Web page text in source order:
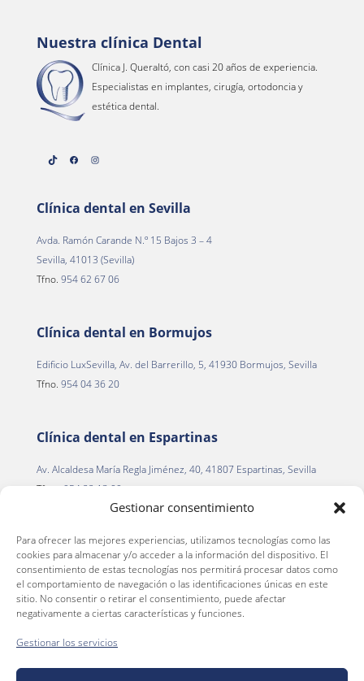
Gestionar consentimiento
Para ofrecer las mejores experiencias, utilizamos tecnologías como las
cookies para almacenar y/o acceder a la información del dispositivo. El
consentimiento de estas tecnologías nos permitirá procesar datos como
el comportamiento de navegación o las identificaciones únicas en este
sitio. No consentir o retirar el consentimiento, puede afectar
negativamente a ciertas características y funciones.
Gestionar los servicios
Nuestra clínica Dental
Clínica J. Queraltó, con casi 20 años de experiencia.
Especialistas en implantes, cirugía, ortodoncia y
estética dental.
TikTokFacebookInstagram
Clínica dental en Sevilla
Avda. Ramón Carande N.º 15 Bajos 3 – 4
Sevilla, 41013 (Sevilla)
Tfno. 954 62 67 06
Clínica dental en Bormujos
Edificio LuxSevilla, Av. del Barrerillo, 5, 41930 Bormujos, Sevilla
Tfno. 954 04 36 20
Clínica dental en Espartinas
Av. Alcaldesa María Regla Jiménez, 40, 41807 Espartinas, Sevilla
Tfno.
954 22 13 00
Clínica dental en La Palma del Condado
C. Alegría de la Huerta, 2
La Palma del Condado, 21700 (Huelva)
Tfno.959 66 36 46